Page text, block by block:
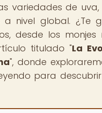
variedades de
a nivel global.
desde los
titulado "La
", donde
para